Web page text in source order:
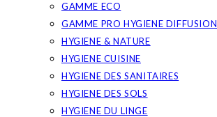
GAMME ECO
GAMME PRO HYGIENE DIFFUSION
HYGIENE & NATURE
HYGIENE CUISINE
HYGIENE DES SANITAIRES
HYGIENE DES SOLS
HYGIENE DU LINGE